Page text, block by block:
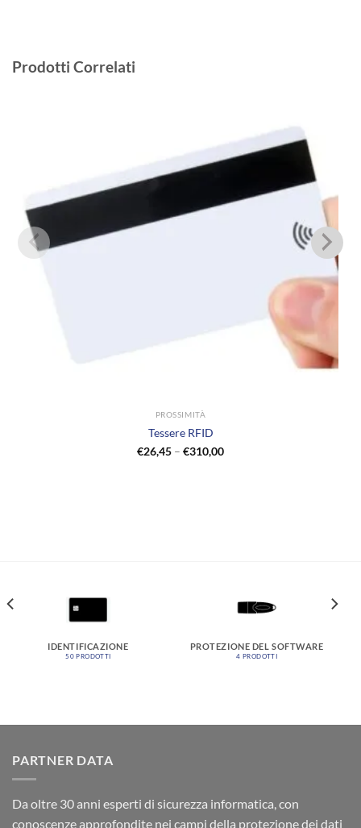
Prodotti Correlati
PROSSIMITÀ
Tessere RFID
€26,45 – €310,00
IDENTIFICAZIONE
50 PRODOTTI
PROTEZIONE DEL SOFTWARE
4 PRODOTTI
PARTNER DATA
Da oltre 30 anni esperti di sicurezza informatica, con
conoscenze approfondite nei campi della protezione dei dati